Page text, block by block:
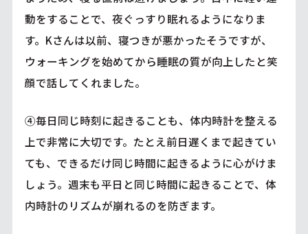
動をすることで、夜ぐっすり眠れるようになりま
す。Kさんは以前、寝つきが悪かったそうですが、
ウォーキングを始めてから睡眠の質が向上したと笑
顔で話してくれました。
④毎日同じ時刻に起きることも、体内時計を整える
上で非常に大切です。たとえ前日遅くまで起きてい
ても、できるだけ同じ時間に起きるように心がけま
しょう。週末も平日と同じ時間に起きることで、体
内時計のリズムが崩れるのを防ぎます。